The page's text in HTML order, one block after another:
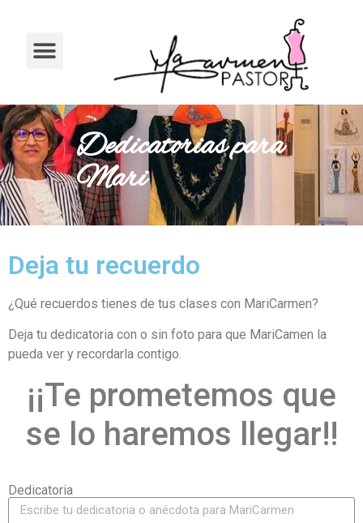
Dedicatorias para
Mari
Deja tu recuerdo
¿Qué recuerdos tienes de tus clases con MariCarmen?
Deja tu dedicatoria con o sin foto para que MariCamen la
pueda ver y recordarla contigo.
¡¡Te prometemos que
se lo haremos llegar!!
Dedicatoria